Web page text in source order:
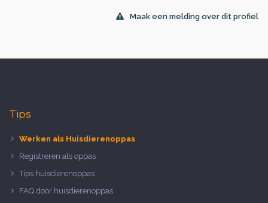
Maak een melding over dit profiel
Tips
Werken als Huisdierenoppas
Registreren als oppas
Tips huisdierenoppas
FAQ door huisdierenoppas